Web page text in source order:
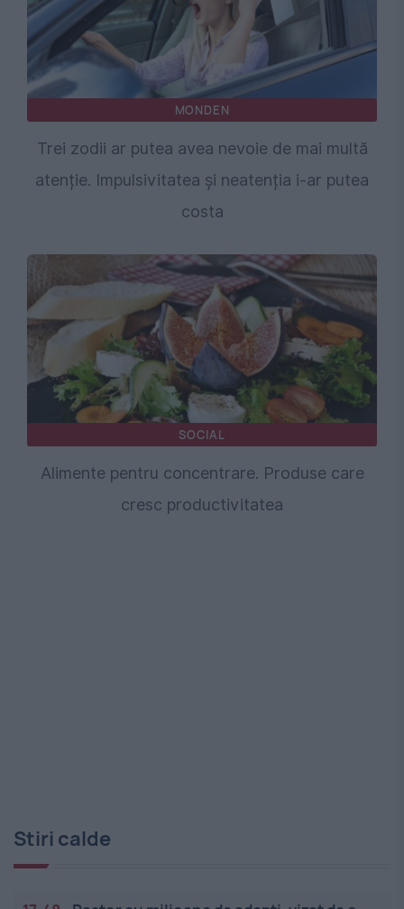
MONDEN
Trei zodii ar putea avea nevoie de mai multă
atenție. Impulsivitatea și neatenția i-ar putea
costa
SOCIAL
Alimente pentru concentrare. Produse care
cresc productivitatea
Stiri calde